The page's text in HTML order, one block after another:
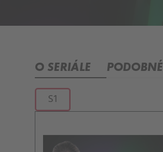
O SERIÁLE PODOBNÉ
S1